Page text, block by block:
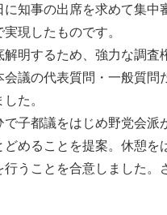
知事の出席を求めて集中
現したものです。
明するため、強力な調査
議の代表質問・一般質問
た。
子都議をはじめ野党会派
めることを提案。休憩を
うことを合意しました。